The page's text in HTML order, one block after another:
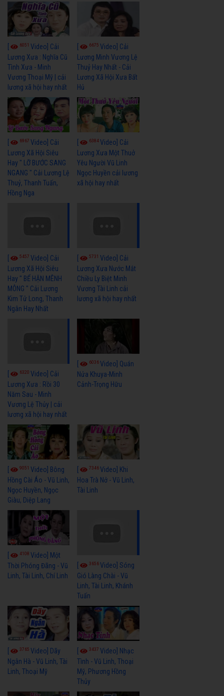
6051 Video] Cải
Lương Xưa : Nghĩa Cũ
Tình Xưa - Minh
Vương Thoại Mỹ | cải
lương xã hội hay nhất
6675Video] Cải
Lương Minh Vương Lệ
Thuỷ Hay Nhất - Cải
Lương Xã Hội Xưa Bất
Hủ
6967 Video] Cải
Lương Xã Hội Siêu
Hay " LỠ BƯỚC SANG
NGANG " Cải Lương Lệ
Thuỷ, Thanh Tuấn,
Hồng Nga
6384Video] Cải
Lương Xưa Một Thuở
Yêu Người Vũ Linh
Ngọc Huyền cải lương
xã hội hay nhất
5457 Video] Cải
Lương Xã Hội Siêu
Hay " BỂ HẬN MÊNH
MÔNG " Cải Lương
Kim Tử Long, Thanh
Ngân Hay Nhất
5731Video] Cải
Lương Xưa Nước Mắt
Chiều Ly Biệt Minh
Vương Tài Linh cải
lương xã hội hay nhất
6320 Video] Cải
Lương Xưa : Rồi 30
Năm Sau - Minh
Vương Lệ Thủy | cải
lương xã hội hay nhất
6036Video] Quán
Nửa Khuya-Minh
Cảnh-Trọng Hữu
9051 Video] Bông
Hồng Cài Áo - Vũ Linh,
Ngọc Huyền, Ngọc
Giàu, Diệp Lang
7346Video] Khi
Hoa Trà Nở - Vũ Linh,
Tài Linh
4108 Video] Một
Thời Phóng Đãng - Vũ
Linh, Tài Linh, Chí Linh
3656Video] Sóng
Gió Làng Chài - Vũ
Linh, Tài Linh, Khánh
Tuấn
3765 Video] Dãy
Ngân Hà - Vũ Linh, Tài
Linh, Thoại Mỹ
3437Video] Nhạc
Tình - Vũ Linh, Thoại
Mỹ, Phương Hồng
Thủy